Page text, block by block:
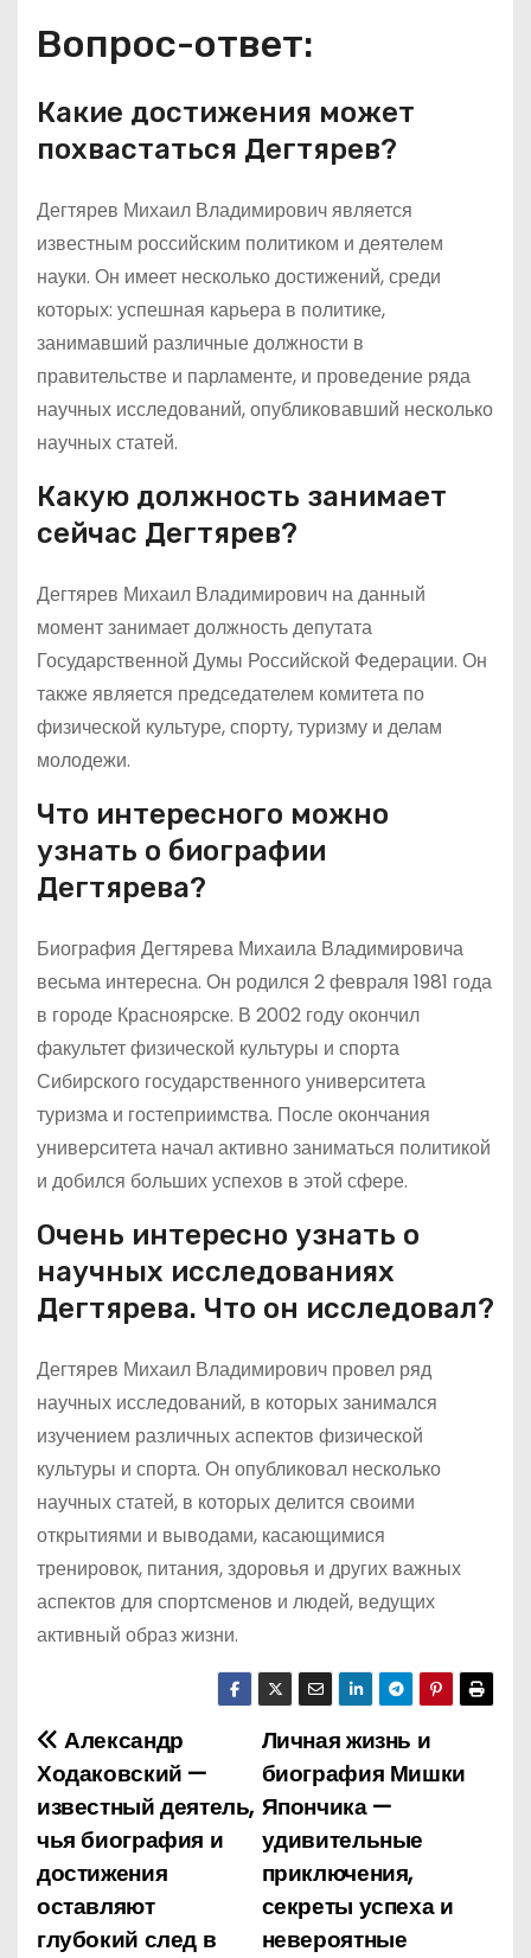
Вопрос-ответ:
Какие достижения может
похвастаться Дегтярев?
Дегтярев Михаил Владимирович является
известным российским политиком и деятелем
науки. Он имеет несколько достижений, среди
которых: успешная карьера в политике,
занимавший различные должности в
правительстве и парламенте, и проведение ряда
научных исследований, опубликовавший несколько
научных статей.
Какую должность занимает
сейчас Дегтярев?
Дегтярев Михаил Владимирович на данный
момент занимает должность депутата
Государственной Думы Российской Федерации. Он
также является председателем комитета по
физической культуре, спорту, туризму и делам
молодежи.
Что интересного можно
узнать о биографии
Дегтярева?
Биография Дегтярева Михаила Владимировича
весьма интересна. Он родился 2 февраля 1981 года
в городе Красноярске. В 2002 году окончил
факультет физической культуры и спорта
Сибирского государственного университета
туризма и гостеприимства. После окончания
университета начал активно заниматься политикой
и добился больших успехов в этой сфере.
Очень интересно узнать о
научных исследованиях
Дегтярева. Что он исследовал?
Дегтярев Михаил Владимирович провел ряд
научных исследований, в которых занимался
изучением различных аспектов физической
культуры и спорта. Он опубликовал несколько
научных статей, в которых делится своими
открытиями и выводами, касающимися
тренировок, питания, здоровья и других важных
аспектов для спортсменов и людей, ведущих
активный образ жизни.
Н
а
в
и
г
Личная жизнь и
биография Мишки
Япончика —
удивительные
приключения,
секреты успеха и
невероятные
Александр
Ходаковский —
известный деятель,
чья биография и
достижения
оставляют
глубокий след в